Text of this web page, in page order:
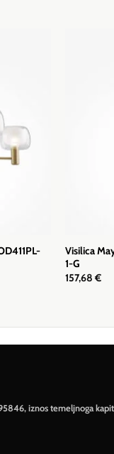
Visilica
1-G
157,68 €
iznos temeljnoga